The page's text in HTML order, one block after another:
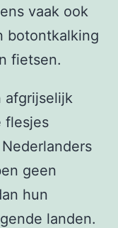
vaak ook
botontkalking
fietsen.
afgrijselijk
flesjes
geen
hun
landen.